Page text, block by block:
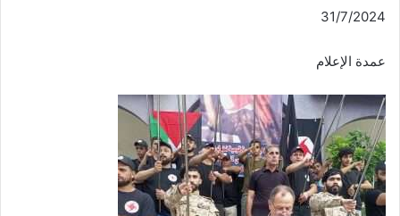
31/7/2024
عمدة الإعلام